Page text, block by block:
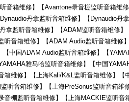
音箱维修】【Avantone录音棚监听音箱维
丹拿监听音箱维修】【Dynaudio丹
拿监听音箱维修】【ADAM监听音箱维修
听音箱维修】【ADAM Audio监听音箱维修
【中国ADAM Audio监听音箱维修】【
雅马哈监听音箱维修】【中国
箱维修】【上海Kali/K&L监听音箱维修】
听音箱维修】【上海PreSonus监听音箱
音棚监听音箱维修】【上海MACKIE监听